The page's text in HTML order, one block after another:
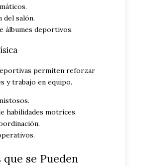
del salón.
álbumes deportivos.
permiten reforzar
y trabajo en equipo.
habilidades motrices.
que se Pueden